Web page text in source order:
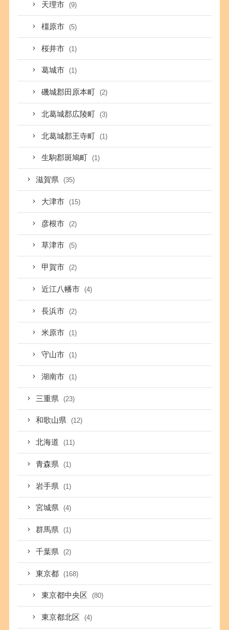
天理市 (9)
橿原市 (5)
桜井市 (1)
葛城市 (1)
磯城郡田原本町 (2)
北葛城郡広陵町 (3)
北葛城郡王寺町 (1)
生駒郡斑鳩町 (1)
滋賀県 (35)
大津市 (15)
彦根市 (2)
草津市 (5)
甲賀市 (2)
近江八幡市 (4)
長浜市 (2)
米原市 (1)
守山市 (1)
湖南市 (1)
三重県 (23)
和歌山県 (12)
北海道 (11)
青森県 (1)
岩手県 (1)
宮城県 (4)
群馬県 (1)
千葉県 (2)
東京都 (168)
東京都中央区 (80)
東京都北区 (4)